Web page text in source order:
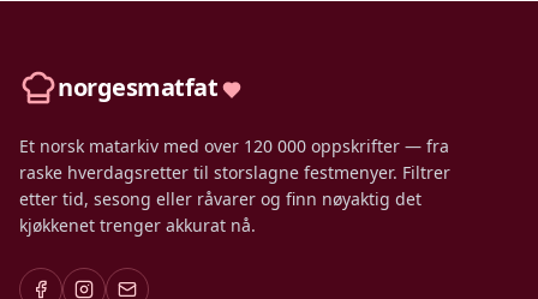
norgesmatfat
Et norsk matarkiv med over 120 000 oppskrifter — fra
raske hverdagsretter til storslagne festmenyer. Filtrer
etter tid, sesong eller råvarer og finn nøyaktig det
kjøkkenet trenger akkurat nå.